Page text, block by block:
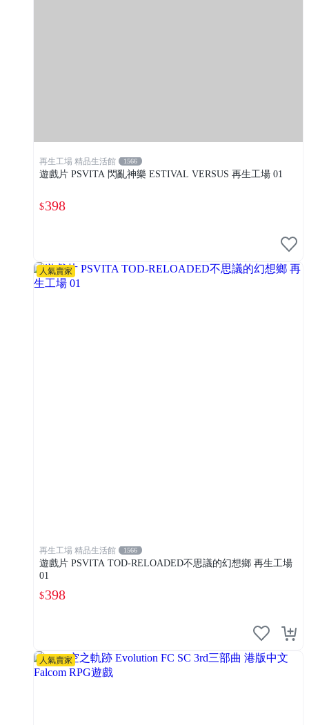
再生工場 精品生活館 1566
遊戲片 PSVITA 閃亂神樂 ESTIVAL VERSUS 再生工場 01
$398
人氣賣家
再生工場 精品生活館 1566
遊戲片 PSVITA TOD-RELOADED不思議的幻想鄉 再生工場
01
$398
人氣賣家